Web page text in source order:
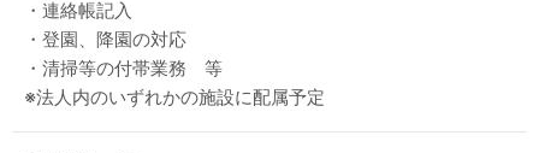
・連絡帳記入
・登園、降園の対応
・清掃等の付帯業務 等
※法人内のいずれかの施設に配属予定